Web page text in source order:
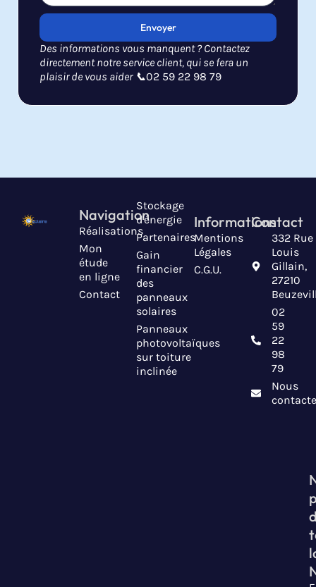
Envoyer
Des informations vous manquent ? Contactez
directement notre service client, qui se fera un
plaisir de vous aider 📞02 59 22 98 79
Navigation
Réalisations
Mon
étude
en ligne
Contact
Stockage
d'énergie
Partenaires
Gain
financier
des
panneaux
solaires
Panneaux
photovoltaïques
sur toiture
inclinée
Informations
Mentions
Légales
C.G.U.
Contact
332 Rue
Louis
Gillain,
27210
02
59
22
98
79
Nous